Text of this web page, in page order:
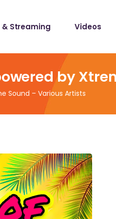
& Streaming Videos
by
Sound – Various Artists